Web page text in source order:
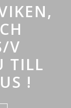
V
TILL
!